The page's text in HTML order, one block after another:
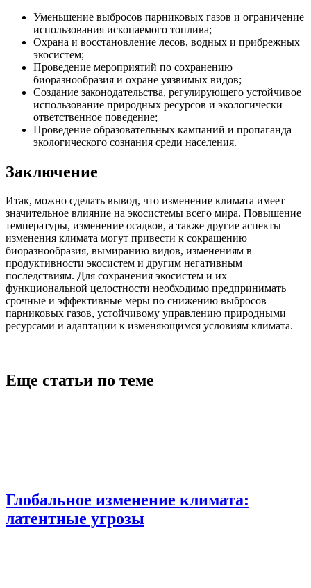
Уменьшение выбросов парниковых газов и ограничение
использования ископаемого топлива;
Охрана и восстановление лесов, водных и прибрежных
экосистем;
Проведение мероприятий по сохранению
биоразнообразия и охране уязвимых видов;
Создание законодательства, регулирующего устойчивое
использование природных ресурсов и экологически
ответственное поведение;
Проведение образовательных кампаний и пропаганда
экологического сознания среди населения.
Заключение
Итак, можно сделать вывод, что изменение климата имеет
значительное влияние на экосистемы всего мира. Повышение
температуры, изменение осадков, а также другие аспекты
изменения климата могут привести к сокращению
биоразнообразия, вымиранию видов, изменениям в
продуктивности экосистем и другим негативным
последствиям. Для сохранения экосистем и их
функциональной целостности необходимо предпринимать
срочные и эффективные меры по снижению выбросов
парниковых газов, устойчивому управлению природными
ресурсами и адаптации к изменяющимся условиям климата.
Еще статьи по теме
Глобальное изменение климата:
латентные угрозы